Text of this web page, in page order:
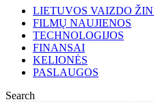
LIETUVOS VAIZDO
FILMŲ NAUJIENOS
TECHNOLOGIJOS
FINANSAI
KELIONĖS
PASLAUGOS
Search